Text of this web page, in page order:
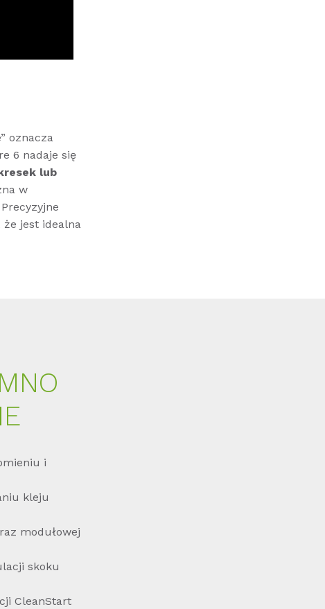
oznacza
6 nadaje się
lub
w
że jest idealna
i
kleju
modułowej
skoku
CleanStart